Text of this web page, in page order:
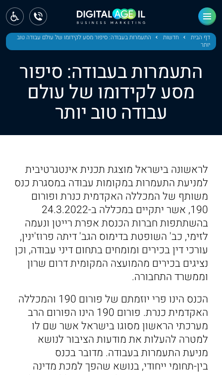
דף הבית חדשות
התעמרות בעבודה: סיפור מסע לקידומו של עולם עבודה טוב
יותר
התעמרות בעבודה: סיפור
מסע לקידומו של עולם
עבודה טוב יותר
לראשונה בישראל מוצגת תכנית אינטגרטיבית
למניעת התעמרות במקומות עבודה במסגרת כנס
משותף של המכללה האקדמית כנרת ופורום
190, אשר יתקיים במכללה ב-24.3.2022
בהשתתפות חברות הכנסת אפרת רייטן ונעמה
לזימי, כב' השופטת בדימוס הגב' דיתה פרוז'ינין,
עורכי דין בכירים ומומחים בתחום דיני עבודה, וכן
נציגים בכירים מהמועצה המקומית דרום שרון
וממשרד התחבורה.
הכנס הינו פרי יוזמתם של פורום 190 והמכללה
האקדמית כנרת. פורום 190 הינו הפורום הרב
מערכתי הראשון מסוגו בישראל אשר שם לו
למטרה להעלות את מודעות הציבור לנושא
מניעת התעמרות בעבודה. מדובר בכנס
בין-תחומי ייחודי, בנושא שהפך למכת מדינה
ראשי
חדשות
מחוז חיפה
מחוז מרכז
תל אביב